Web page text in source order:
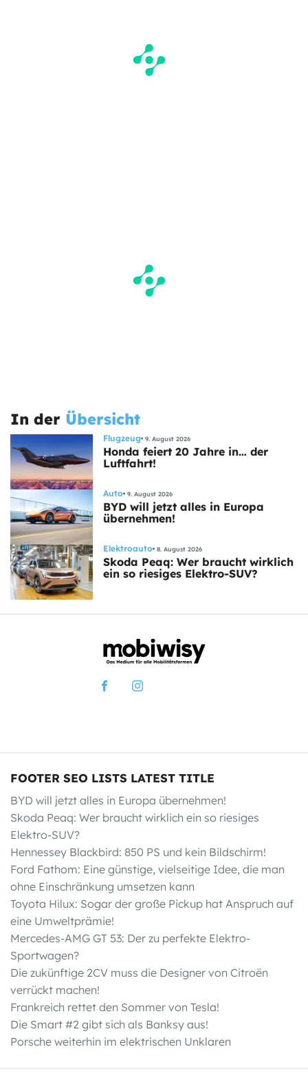
In der Übersicht
Flugzeug 9. August 2026
Honda feiert 20 Jahre in… der
Luftfahrt!
Auto 9. August 2026
BYD will jetzt alles in Europa
übernehmen!
Elektroauto 8. August 2026
Skoda Peaq: Wer braucht wirklich
ein so riesiges Elektro-SUV?
FOOTER SEO LISTS LATEST TITLE
BYD will jetzt alles in Europa übernehmen!
Skoda Peaq: Wer braucht wirklich ein so riesiges
Elektro-SUV?
Hennessey Blackbird: 850 PS und kein Bildschirm!
Ford Fathom: Eine günstige, vielseitige Idee, die man
ohne Einschränkung umsetzen kann
Toyota Hilux: Sogar der große Pickup hat Anspruch auf
eine Umweltprämie!
Mercedes-AMG GT 53: Der zu perfekte Elektro-
Sportwagen?
Die zukünftige 2CV muss die Designer von Citroën
verrückt machen!
Frankreich rettet den Sommer von Tesla!
Die Smart #2 gibt sich als Banksy aus!
Porsche weiterhin im elektrischen Unklaren